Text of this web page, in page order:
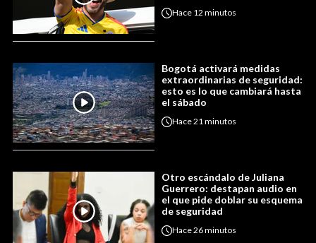
Hace 12 minutos
Bogotá activará medidas
extraordinarias de seguridad:
esto es lo que cambiará hasta
el sábado
Hace21 minutos
Otro escándalo de Juliana
Guerrero: destapan audio en
el que pide doblar su esquema
de seguridad
Hace26 minutos